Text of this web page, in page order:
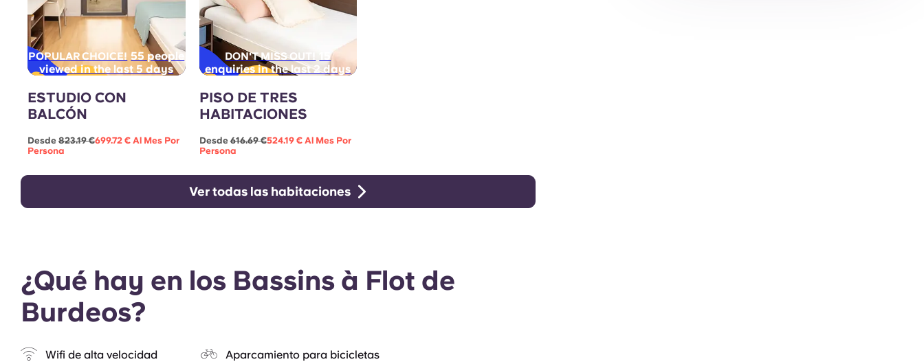
POPULAR CHOICE! 55 people
viewed in the last 5 days
ESTUDIO CON
BALCÓN
Desde 823.19 €699.72 € Al Mes Por
Persona
DON'T MISS OUT!
15
enquiries in the last 2 days
PISO DE TRES
HABITACIONES
Desde616.69 €524.19 € Al Mes Por
Persona
Ver todas las habitaciones
¿Qué hay en los Bassins à Flot de
Burdeos?
Wifi de alta velocidad Aparcamiento para bicicletas